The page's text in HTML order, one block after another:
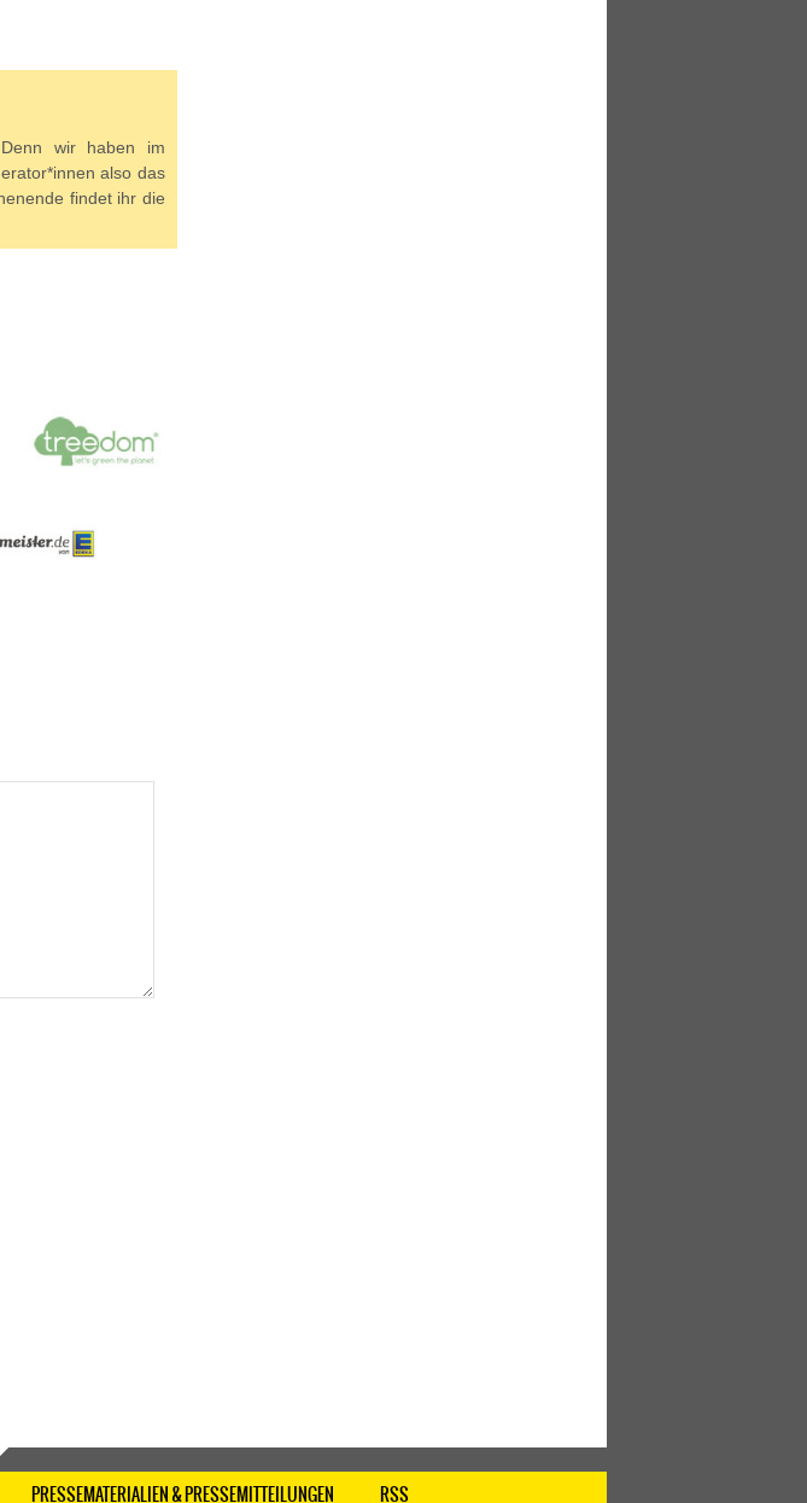
wir haben im
also das
findet ihr die
PRESSEMATERIALIEN & PRESSEMITTEILUNGEN RSS